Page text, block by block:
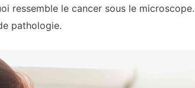
ressemble le cancer sous le
pathologie.